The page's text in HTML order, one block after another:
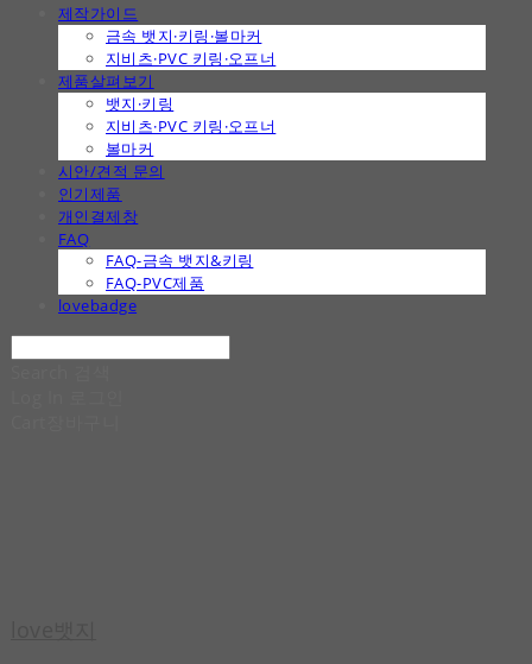
제작가이드
금속 뱃지·키링·볼마커
지비츠·PVC 키링·오프너
제품살펴보기
뱃지·키링
지비츠·PVC 키링·오프너
볼마커
시안/견적 문의
인기제품
개인결제창
FAQ
FAQ-금속 뱃지&키링
FAQ-PVC제품
lovebadge